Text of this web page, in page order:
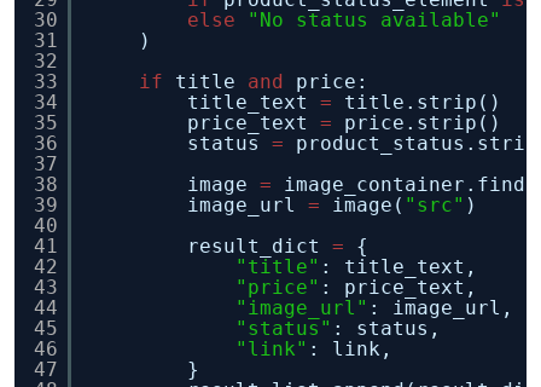
30
31
32
33
34
35
36
37
38
39
40
41
42
43
44
45
46
47
else
"No status available"
)
if
title and
price:
title_text =
title.strip()
price_text =
price.strip()
status =
image = image_container.find(
image_url = image( "src" )
result_dict =
{
"title" : title_text,
"price" : price_text,
"image_url" : image_url,
"status" : status,
"link" : link,
}